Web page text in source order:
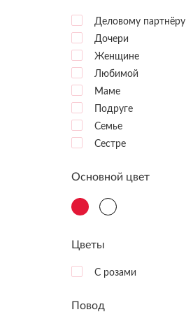
Деловому партнёру
Дочери
Женщине
Любимой
Маме
Подруге
Семье
Сестре
Основной цвет
Цветы
С розами
Повод